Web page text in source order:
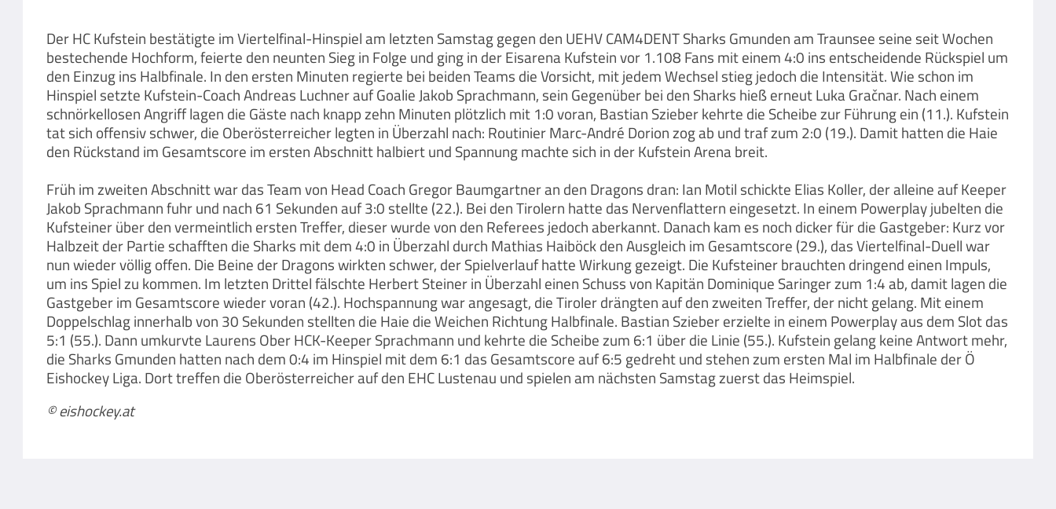
Der HC Kufstein bestätigte im Viertelfinal-Hinspiel am letzten Samstag gegen den UEHV CAM4DENT Sharks Gmunden am Traunsee seine seit Wochen
bestechende Hochform, feierte den neunten Sieg in Folge und ging in der Eisarena Kufstein vor 1.108 Fans mit einem 4:0 ins entscheidende Rückspiel um
den Einzug ins Halbfinale. In den ersten Minuten regierte bei beiden Teams die Vorsicht, mit jedem Wechsel stieg jedoch die Intensität. Wie schon im
Hinspiel setzte Kufstein-Coach Andreas Luchner auf Goalie Jakob Sprachmann, sein Gegenüber bei den Sharks hieß erneut Luka Gračnar. Nach einem
schnörkellosen Angriff lagen die Gäste nach knapp zehn Minuten plötzlich mit 1:0 voran, Bastian Szieber kehrte die Scheibe zur Führung ein (11.). Kufstein
tat sich offensiv schwer, die Oberösterreicher legten in Überzahl nach: Routinier Marc-André Dorion zog ab und traf zum 2:0 (19.). Damit hatten die Haie
den Rückstand im Gesamtscore im ersten Abschnitt halbiert und Spannung machte sich in der Kufstein Arena breit.
Früh im zweiten Abschnitt war das Team von Head Coach Gregor Baumgartner an den Dragons dran: Ian Motil schickte Elias Koller, der alleine auf Keeper
Jakob Sprachmann fuhr und nach 61 Sekunden auf 3:0 stellte (22.). Bei den Tirolern hatte das Nervenflattern eingesetzt. In einem Powerplay jubelten die
Kufsteiner über den vermeintlich ersten Treffer, dieser wurde von den Referees jedoch aberkannt. Danach kam es noch dicker für die Gastgeber: Kurz vor
Halbzeit der Partie schafften die Sharks mit dem 4:0 in Überzahl durch Mathias Haiböck den Ausgleich im Gesamtscore (29.), das Viertelfinal-Duell war
nun wieder völlig offen. Die Beine der Dragons wirkten schwer, der Spielverlauf hatte Wirkung gezeigt. Die Kufsteiner brauchten dringend einen Impuls,
um ins Spiel zu kommen. Im letzten Drittel fälschte Herbert Steiner in Überzahl einen Schuss von Kapitän Dominique Saringer zum 1:4 ab, damit lagen die
Gastgeber im Gesamtscore wieder voran (42.). Hochspannung war angesagt, die Tiroler drängten auf den zweiten Treffer, der nicht gelang. Mit einem
Doppelschlag innerhalb von 30 Sekunden stellten die Haie die Weichen Richtung Halbfinale. Bastian Szieber erzielte in einem Powerplay aus dem Slot das
5:1 (55.). Dann umkurvte Laurens Ober HCK-Keeper Sprachmann und kehrte die Scheibe zum 6:1 über die Linie (55.). Kufstein gelang keine Antwort mehr,
die Sharks Gmunden hatten nach dem 0:4 im Hinspiel mit dem 6:1 das Gesamtscore auf 6:5 gedreht und stehen zum ersten Mal im Halbfinale der Ö
Eishockey Liga. Dort treffen die Oberösterreicher auf den EHC Lustenau und spielen am nächsten Samstag zuerst das Heimspiel.
© eishockey.at